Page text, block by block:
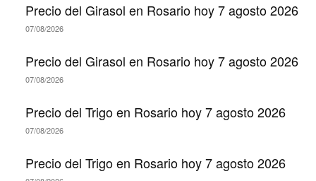
Precio del Girasol en Rosario hoy 7 agosto 2026
07/08/2026
Precio del Girasol en Rosario hoy 7 agosto 2026
07/08/2026
Precio del Trigo en Rosario hoy 7 agosto 2026
07/08/2026
Precio del Trigo en Rosario hoy 7 agosto 2026